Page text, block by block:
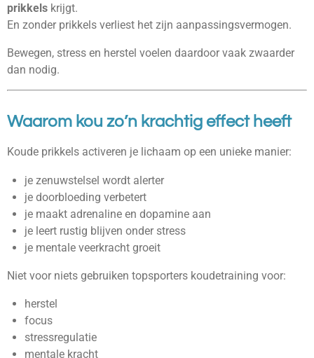
prikkels krijgt.
En zonder prikkels verliest het zijn aanpassingsvermogen.
Bewegen, stress en herstel voelen daardoor vaak zwaarder
dan nodig.
Waarom kou zo’n krachtig effect heeft
Koude prikkels activeren je lichaam op een unieke manier:
je zenuwstelsel wordt alerter
je doorbloeding verbetert
je maakt adrenaline en dopamine aan
je leert rustig blijven onder stress
je mentale veerkracht groeit
Niet voor niets gebruiken topsporters koudetraining voor:
herstel
focus
stressregulatie
mentale kracht